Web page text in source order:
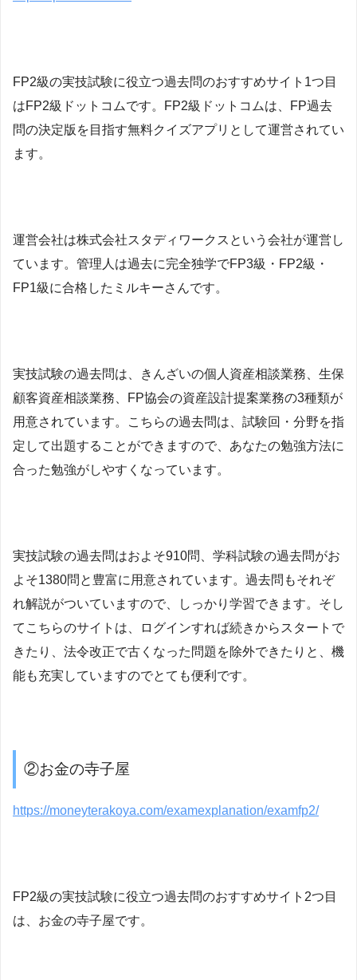
FP2級の実技試験に役立つ過去問のおすすめサイト1つ目
はFP2級ドットコムです。FP2級ドットコムは、
FP過去
問の決定版を目指す無料クイズアプリとして運営されてい
ます。
運営会社は株式会社スタディワークスという会社が運営し
ています。管理人は過去に完全独学でFP3級・FP2級・
FP1級に合格したミルキーさんです。
実技試験の過去問は、きんざいの個人資産相談業務、生保
顧客資産相談業務、FP協会の資産設計提案業務の3種類が
用意されています。こちらの過去問は、試験回・分野を指
定して出題することができますので、あなたの勉強方法に
合った勉強がしやすくなっています。
実技試験の過去問はおよそ910問、学科試験の過去問がお
よそ1380問と豊富に用意されています。過去問もそれぞ
れ解説がついていますので、しっかり学習できます。そし
てこちらのサイトは、ログインすれば続きからスタートで
きたり、法令改正で古くなった問題を除外できたりと、機
能も充実していますのでとても便利です。
②お金の寺子屋
https://moneyterakoya.com/examexplanation/examfp2/
FP2級の実技試験に役立つ過去問のおすすめサイト2つ目
は、お金の寺子屋です。